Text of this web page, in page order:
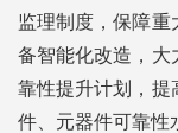
监理制度，保障重
备智能化改造，大
靠性提升计划，提
件、元器件可靠性